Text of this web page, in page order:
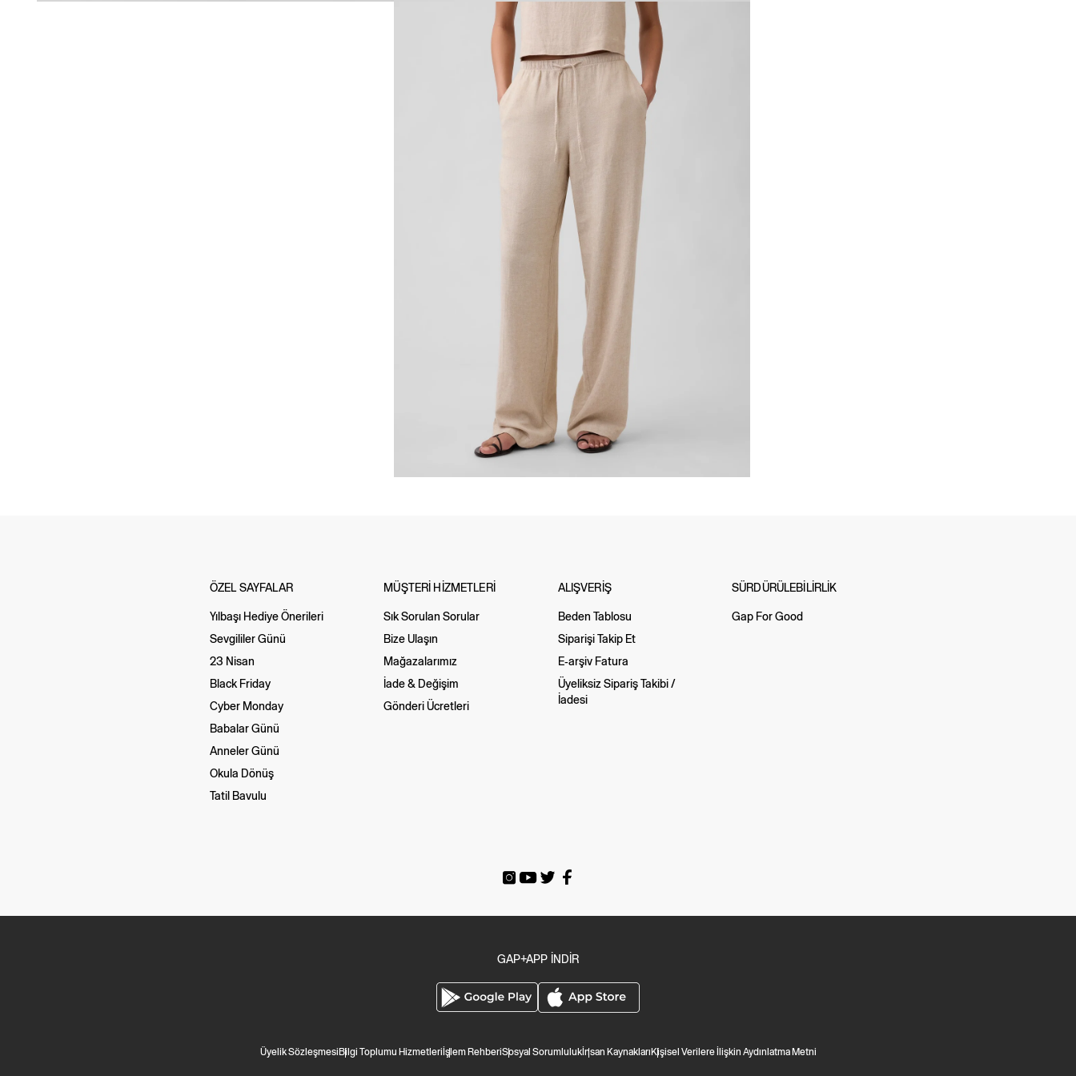
ÖZEL SAYFALAR
Yılbaşı Hediye Önerileri
Sevgililer Günü
23 Nisan
Black Friday
Cyber Monday
Babalar Günü
Anneler Günü
Okula Dönüş
Tatil Bavulu
MÜŞTERİ HİZMETLERİ
Sık Sorulan Sorular
Bize Ulaşın
Mağazalarımız
İade & Değişim
Gönderi Ücretleri
ALIŞVERİŞ
Beden Tablosu
Siparişi Takip Et
E-arşiv Fatura
Üyeliksiz Sipariş Takibi /
İadesi
SÜRDÜRÜLEBİLİRLİK
Gap For Good
GAP+APP İNDİR
Üyelik SözleşmesiBilgi Toplumu Hizmetleriİşlem RehberiSosyal Sorumlulukİnsan KaynaklarıKişisel Verilere İlişkin Aydınlatma Metni